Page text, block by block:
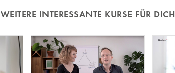
WEITERE INTERESSANTE KURSE FÜR DICH